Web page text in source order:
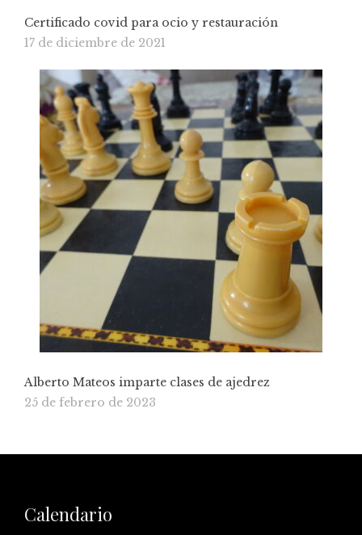
Certificado covid para ocio y restauración
17 de diciembre de 2021
Alberto Mateos imparte clases de ajedrez
25 de febrero de 2023
Calendario